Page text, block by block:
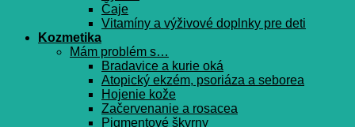
Čaje
Vitamíny a výživové doplnky pre deti
Kozmetika
Mám problém s…
Bradavice a kurie oká
Atopický ekzém, psoriáza a seborea
Hojenie kože
Začervenanie a rosacea
Pigmentové škvrny